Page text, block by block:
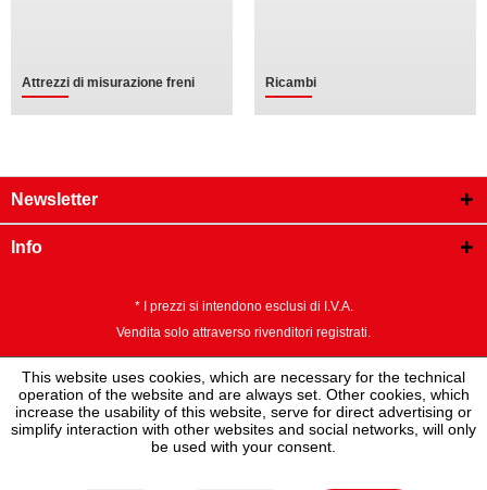
Attrezzi di misurazione freni Ricambi
Newsletter
Info
* I prezzi si intendono esclusi di I.V.A.
Vendita solo attraverso rivenditori registrati.
This website uses cookies, which are necessary for the technical
operation of the website and are always set. Other cookies, which
increase the usability of this website, serve for direct advertising or
simplify interaction with other websites and social networks, will only
be used with your consent.